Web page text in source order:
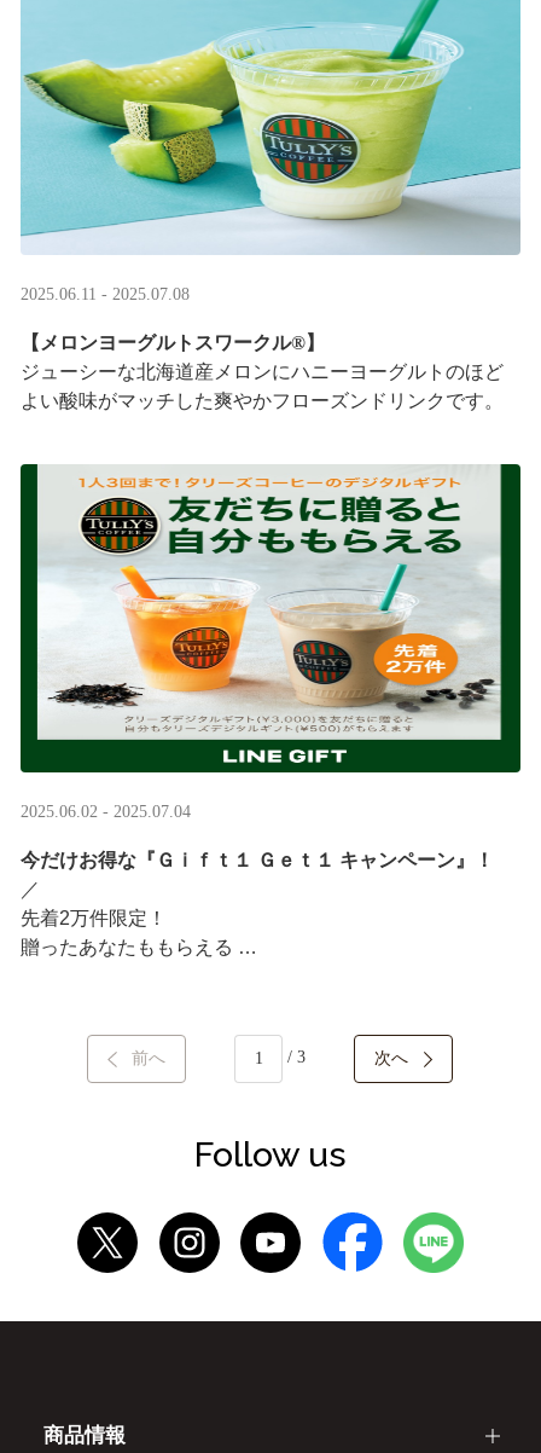
2025.06.11 - 2025.07.08
【メロンヨーグルトスワークル®】
ジューシーな北海道産メロンにハニーヨーグルトのほど
よい酸味がマッチした爽やかフローズンドリンクです。
2025.06.02 - 2025.07.04
今だけお得な『Ｇｉｆｔ１ Ｇｅｔ１ キャンペーン』！
／ ​
先着2万件限定！​
贈ったあなたももらえる ​
LINEギフト限定！タリーズデジタルギフト3,000円分を贈
ると、自分も500円分のギフトチケットがもらえるキャン
前へ / 3 次へ
Follow us
商品情報